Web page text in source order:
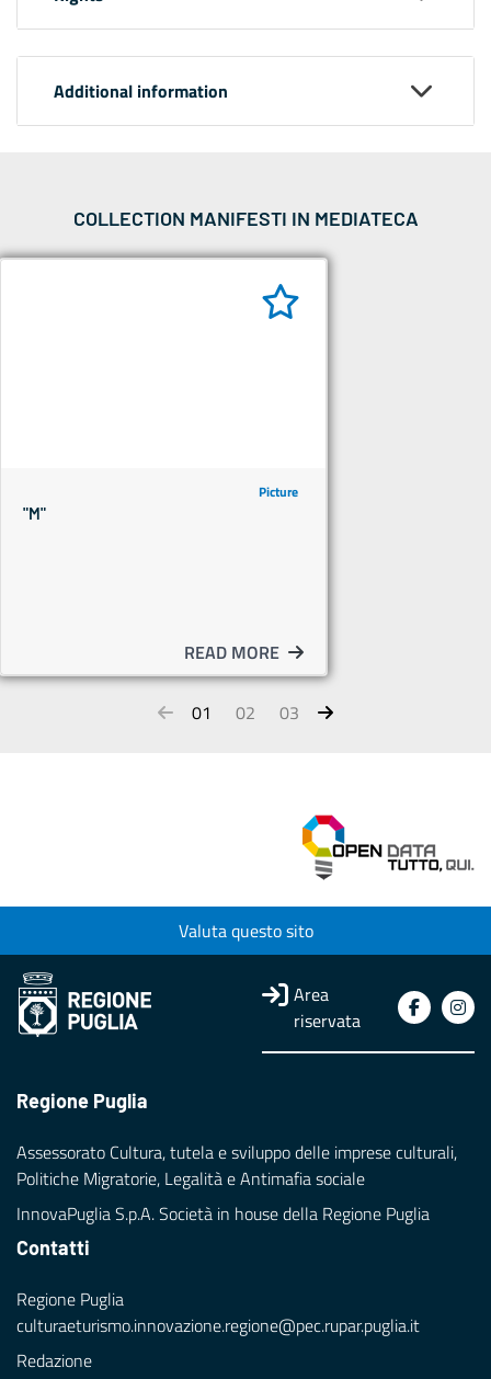
Additional information
COLLECTION MANIFESTI IN MEDIATECA
Picture
"M"
READ MORE
01 02 03
Valuta questo sito
Area
riservata
Regione Puglia
Assessorato Cultura, tutela e sviluppo delle imprese culturali,
Politiche Migratorie, Legalità e Antimafia sociale
InnovaPuglia S.p.A. Società in house della Regione Puglia
Contatti
Regione Puglia
culturaeturismo.innovazione.regione@pec.rupar.puglia.it
Redazione